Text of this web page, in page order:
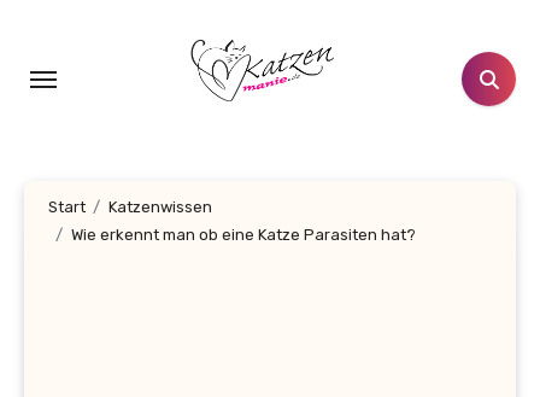
springen
Start
Katzenwissen
Wie erkennt man ob eine Katze Parasiten hat?